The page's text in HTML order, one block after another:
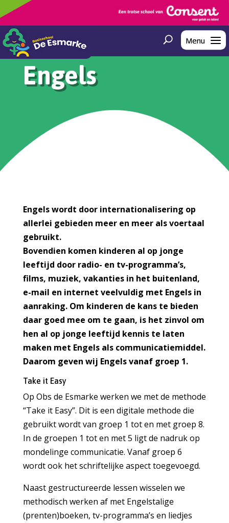
Engels
Engels wordt door internationalisering op
allerlei gebieden meer en meer als voertaal
gebruikt.
Bovendien komen kinderen al op jonge
leeftijd door radio- en tv-programma’s,
films, muziek, vakanties in het buitenland,
e-mail en internet veelvuldig met Engels in
aanraking. Om kinderen de kans te bieden
daar goed mee om te gaan, is het zinvol om
hen al op jonge leeftijd kennis te laten
maken met Engels als communicatiemiddel.
Daarom geven wij Engels vanaf groep 1.
Take it Easy
Op Obs de Esmarke werken we met de methode
“Take it Easy”. Dit is een digitale methode die
gebruikt wordt van groep 1 tot en met groep 8.
In de groepen 1 tot en met 5 ligt de nadruk op
mondelinge communicatie. Vanaf groep 6
wordt ook het schriftelijke aspect toegevoegd.
Naast gestructureerde lessen wisselen we
methodisch werken af met Engelstalige
(prenten)boeken, tv-programma’s en liedjes